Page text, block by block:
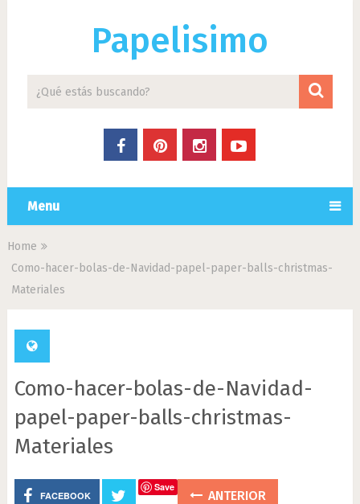
Papelisimo
Menu
Home
Como-hacer-bolas-de-Navidad-papel-paper-balls-christmas-
Materiales
Como-hacer-bolas-de-Navidad-
papel-paper-balls-christmas-
Materiales
FACEBOOK
Save
ANTERIOR